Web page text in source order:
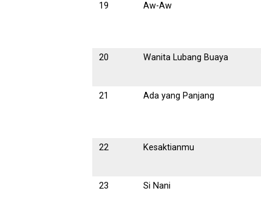
19 Aw-Aw
20 Wanita Lubang Buaya
21 Ada yang Panjang
22 Kesaktianmu
23 Si Nani